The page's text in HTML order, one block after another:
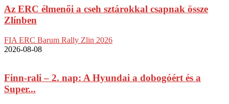
Az ERC élmenői a cseh sztárokkal csapnak össze
Zlínben
FIA ERC Barum Rally Zlin 2026
2026-08-08
Finn-rali – 2. nap: A Hyundai a dobogóért és a
Super...